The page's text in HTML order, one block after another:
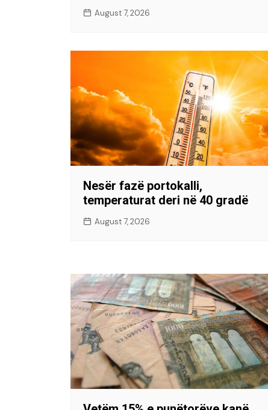
August 7, 2026
Nesër fazë portokalli,
temperaturat deri në 40 gradë
August 7, 2026